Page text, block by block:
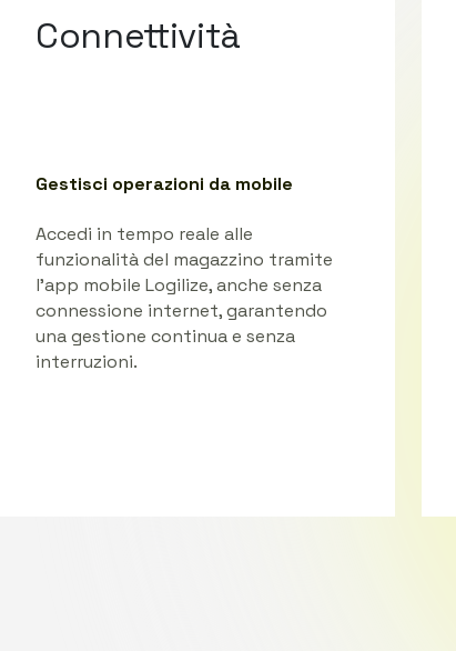
Connettività
Gestisci operazioni da mobile
Accedi in tempo reale alle
funzionalità del magazzino tramite
l'app mobile Logilize, anche senza
connessione internet, garantendo
una gestione continua e senza
interruzioni.